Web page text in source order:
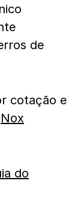
de
cotação e
Nox
do